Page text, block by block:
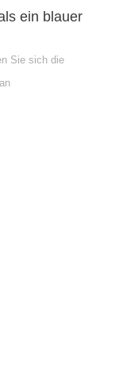
ein blauer
Sie sich die